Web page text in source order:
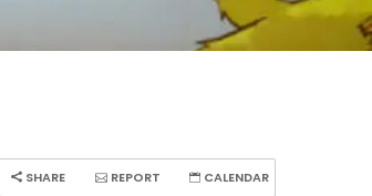
SHARE REPORT CALENDAR